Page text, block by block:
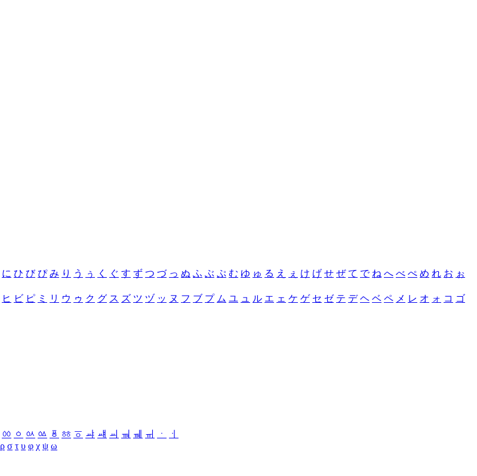
に ひ び ぴ み り う ぅ く ぐ す ず つ づ っ ぬ ふ ぶ ぷ む ゆ ゅ る え ぇ け げ せ ぜ て で ね へ べ ぺ め れ お ぉ
ヒ ビ ピ ミ リ ウ ゥ ク グ ス ズ ツ ヅ ッ ヌ フ ブ プ ム ユ ュ ル エ ェ ケ ゲ セ ゼ テ デ ヘ ベ ペ メ レ オ ォ コ ゴ
ㆀ ㆁ ㆂ ㆃ ㆄ ㆅ ㆆ ㆇ ㆈ ㆉ ㆊ ㆋ ㆌ ㆍ
ㆎ
ρ σ τ υ φ χ ψ ω